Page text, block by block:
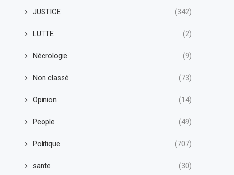
JUSTICE (342)
LUTTE (2)
Nécrologie (9)
Non classé (73)
Opinion (14)
People (49)
Politique (707)
sante (30)